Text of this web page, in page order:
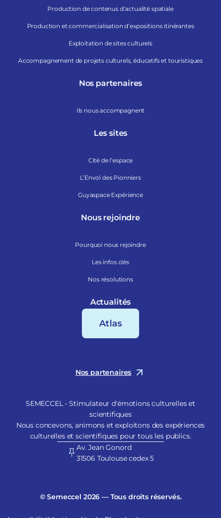
Production de contenus d’actualité spatiale
Production et commercialisation d’expositions itinérantes
Exploitation de sites culturels
Accompagnement de projets culturels, éducatifs et touristiques
Nos partenaires
Ils nous accompagnent
Les sites
Cité de l’espace
L’Envol des Pionniers
Guyaspace Expérience
Nous rejoindre
Pourquoi nous rejoindre
Les infos clés
Nos résolutions
Actualités
Atlas
Nos partenaires
SEMECCEL - Stimulateur d'émotions culturelles et
scientifiques
Nous concevons, animons et exploitons des expériences
culturelles et scientifiques pour tous les publics.
Av. Jean Gonord
31506 Toulouse cedex 5
© Semeccel 2026 — Tous droits réservés.